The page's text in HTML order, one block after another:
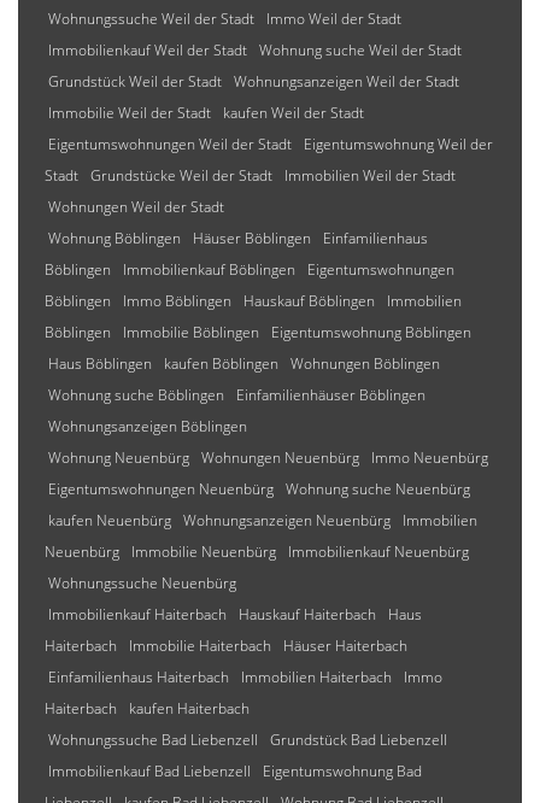
Wohnungssuche Weil der Stadt
Immo Weil der Stadt
Immobilienkauf Weil der Stadt Wohnung suche Weil der Stadt
Grundstück Weil der Stadt Wohnungsanzeigen Weil der Stadt
Immobilie Weil der Stadt
kaufen Weil der Stadt
Eigentumswohnungen Weil der Stadt
Eigentumswohnung Weil der
Stadt Grundstücke Weil der Stadt
Immobilien Weil der Stadt
Wohnungen Weil der Stadt
Wohnung Böblingen
Häuser Böblingen
Einfamilienhaus
Böblingen
Immobilienkauf Böblingen
Eigentumswohnungen
Böblingen
Immo Böblingen Hauskauf Böblingen
Immobilien
Böblingen
Immobilie Böblingen
Eigentumswohnung Böblingen
Haus Böblingen
kaufen Böblingen
Wohnungen Böblingen
Wohnung suche Böblingen
Einfamilienhäuser Böblingen
Wohnungsanzeigen Böblingen
Wohnung Neuenbürg Wohnungen Neuenbürg
Immo Neuenbürg
Eigentumswohnungen Neuenbürg Wohnung suche Neuenbürg
kaufen Neuenbürg Wohnungsanzeigen Neuenbürg
Immobilien
Neuenbürg
Immobilie Neuenbürg
Immobilienkauf Neuenbürg
Wohnungssuche Neuenbürg
Immobilienkauf Haiterbach
Hauskauf Haiterbach
Haus
Haiterbach
Immobilie Haiterbach
Häuser Haiterbach
Einfamilienhaus Haiterbach
Immobilien Haiterbach
Immo
Haiterbach
kaufen Haiterbach
Wohnungssuche Bad Liebenzell
Grundstück Bad Liebenzell
Immobilienkauf Bad Liebenzell
Eigentumswohnung Bad